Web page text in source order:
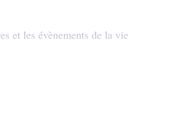
et les évènements de la vie